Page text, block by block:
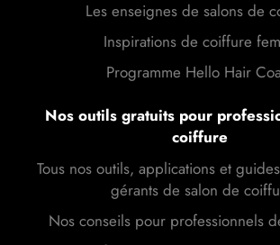
Les enseignes de salons de
Inspirations de coiffure
Programme Hello Hair
Nos outils gratuits pour
coiffure
Tous nos outils, applications et
gérants de salon de
Nos conseils pour professionnels